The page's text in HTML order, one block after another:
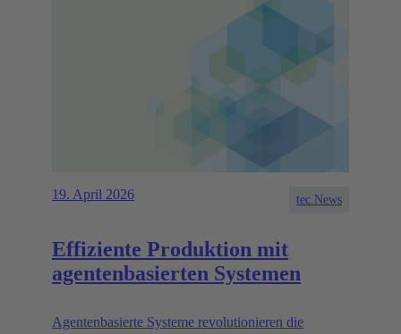
19. April 2026 tec.News
Effiziente Produktion mit
agentenbasierten Systemen
Agentenbasierte Systeme revolutionieren die